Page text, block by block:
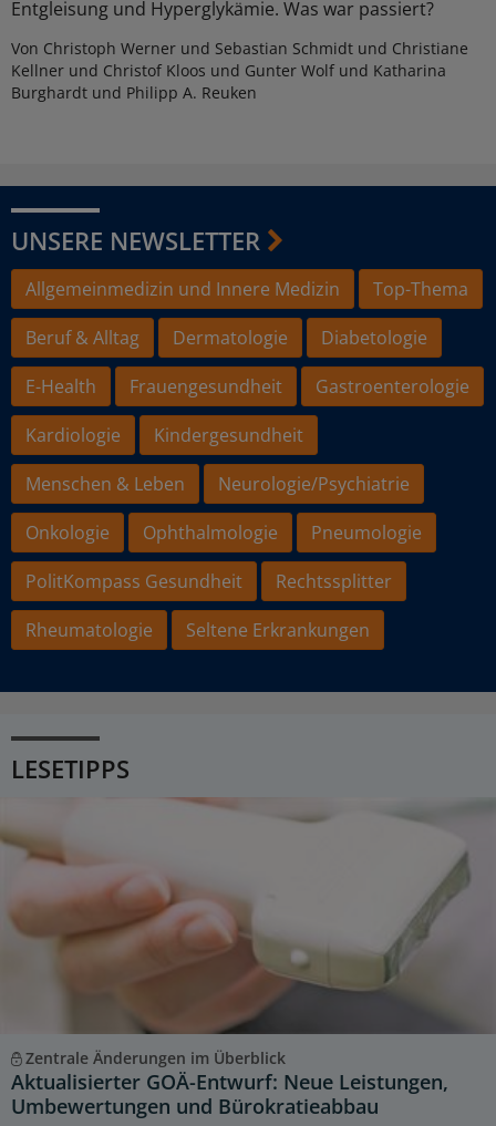
Entgleisung und Hyperglykämie. Was war passiert?
Von Christoph Werner und Sebastian Schmidt und Christiane
Kellner und Christof Kloos und Gunter Wolf und Katharina
Burghardt und Philipp A. Reuken
UNSERE NEWSLETTER
Allgemeinmedizin und Innere Medizin
Top-Thema
Beruf & Alltag
Dermatologie
Diabetologie
E-Health
Frauengesundheit
Gastroenterologie
Kardiologie
Kindergesundheit
Menschen & Leben
Neurologie/Psychiatrie
Onkologie
Ophthalmologie
Pneumologie
PolitKompass Gesundheit
Rechtssplitter
Rheumatologie
Seltene Erkrankungen
LESETIPPS
Zentrale Änderungen im Überblick
Aktualisierter GOÄ-Entwurf: Neue Leistungen,
Umbewertungen und Bürokratieabbau